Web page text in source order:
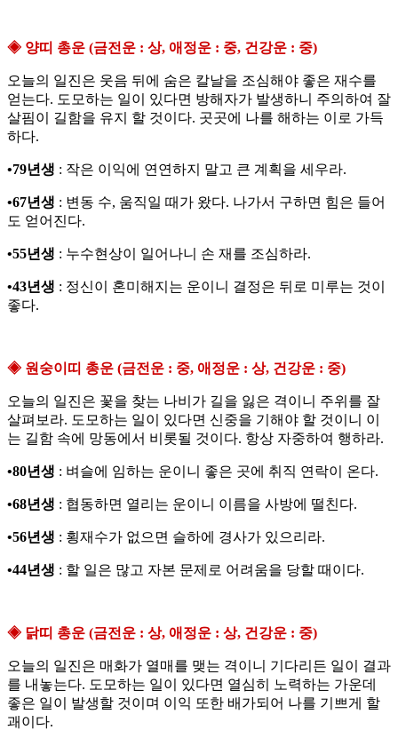
◈ 양띠 총운 (금전운 : 상, 애정운 : 중, 건강운 : 중)
오늘의 일진은 웃음 뒤에 숨은 칼날을 조심해야 좋은 재수를
얻는다. 도모하는 일이 있다면 방해자가 발생하니 주의하여 잘
살핌이 길함을 유지 할 것이다. 곳곳에 나를 해하는 이로 가득
하다.
•79년생 : 작은 이익에 연연하지 말고 큰 계획을 세우라.
•67년생 : 변동 수, 움직일 때가 왔다. 나가서 구하면 힘은 들어
도 얻어진다.
•55년생 : 누수현상이 일어나니 손 재를 조심하라.
•43년생 : 정신이 혼미해지는 운이니 결정은 뒤로 미루는 것이
좋다.
◈ 원숭이띠 총운 (금전운 : 중, 애정운 : 상, 건강운 : 중)
오늘의 일진은 꽃을 찾는 나비가 길을 잃은 격이니 주위를 잘
살펴보라. 도모하는 일이 있다면 신중을 기해야 할 것이니 이
는 길함 속에 망동에서 비롯될 것이다. 항상 자중하여 행하라.
•80년생 : 벼슬에 임하는 운이니 좋은 곳에 취직 연락이 온다.
•68년생 : 협동하면 열리는 운이니 이름을 사방에 떨친다.
•56년생 : 횡재수가 없으면 슬하에 경사가 있으리라.
•44년생 : 할 일은 많고 자본 문제로 어려움을 당할 때이다.
◈ 닭띠 총운 (금전운 : 상, 애정운 : 상, 건강운 : 중)
오늘의 일진은 매화가 열매를 맺는 격이니 기다리든 일이 결과
를 내놓는다. 도모하는 일이 있다면 열심히 노력하는 가운데
좋은 일이 발생할 것이며 이익 또한 배가되어 나를 기쁘게 할
괘이다.